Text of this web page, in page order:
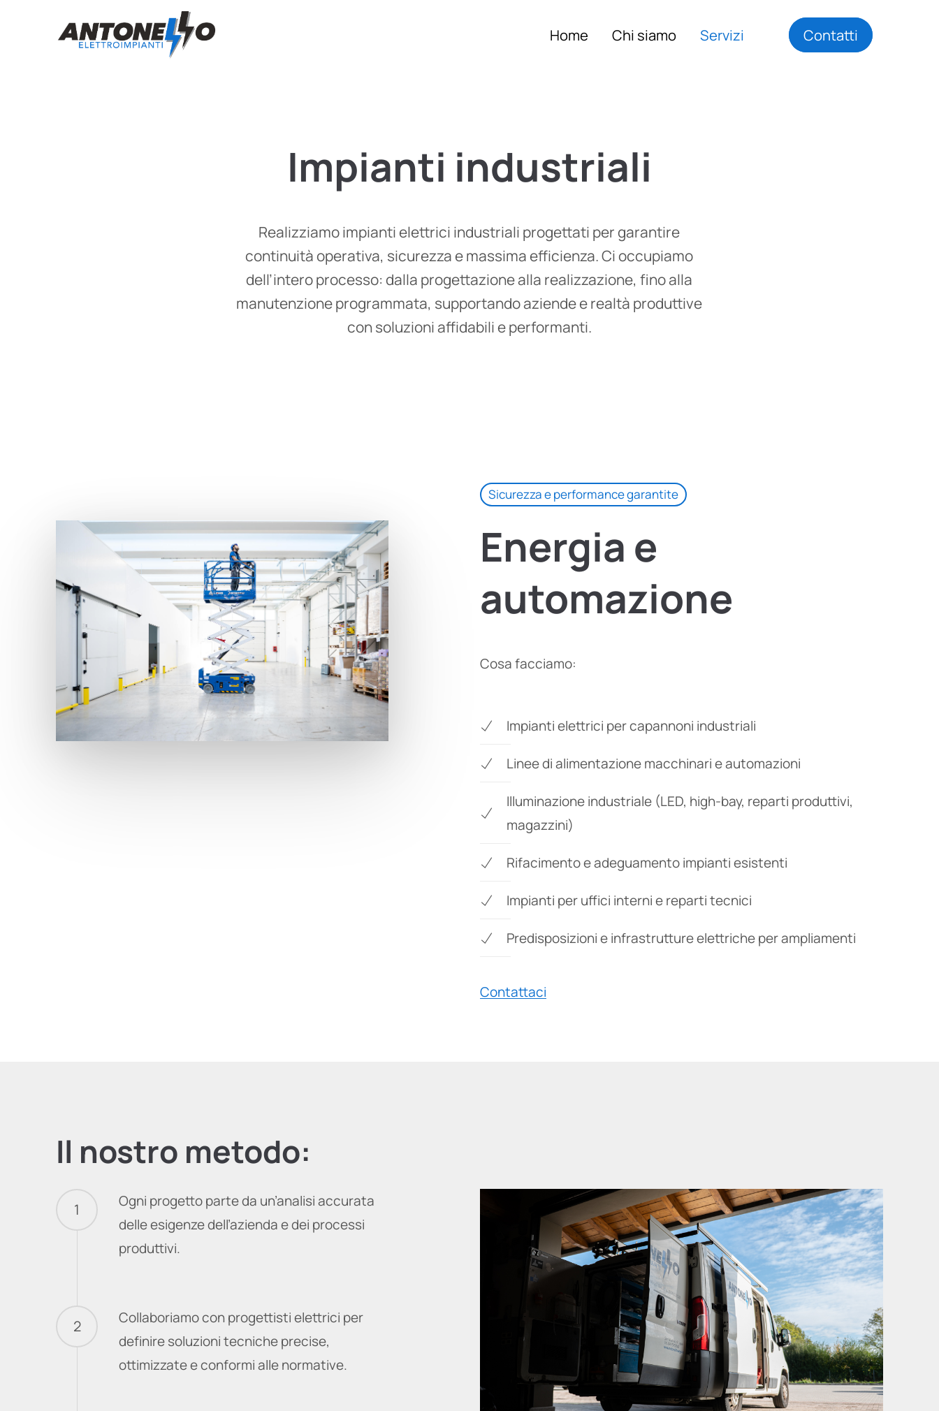
Home Chi siamo Servizi Contatti
Impianti industriali
Realizziamo impianti elettrici industriali progettati per garantire
continuità operativa, sicurezza e massima efficienza. Ci occupiamo
dell’intero processo: dalla progettazione alla realizzazione, fino alla
manutenzione programmata, supportando aziende e realtà produttive
con soluzioni affidabili e performanti.
Sicurezza e performance garantite
Energia e
automazione
Cosa facciamo:
Impianti elettrici per capannoni industriali
Linee di alimentazione macchinari e automazioni
Illuminazione industriale (LED, high-bay, reparti produttivi,
magazzini)
Rifacimento e adeguamento impianti esistenti
Impianti per uffici interni e reparti tecnici
Predisposizioni e infrastrutture elettriche per ampliamenti
Contattaci
Il nostro metodo:
1
Ogni progetto parte da un’analisi accurata
delle esigenze dell’azienda e dei processi
produttivi.
2
Collaboriamo con progettisti elettrici per
definire soluzioni tecniche precise,
ottimizzate e conformi alle normative.